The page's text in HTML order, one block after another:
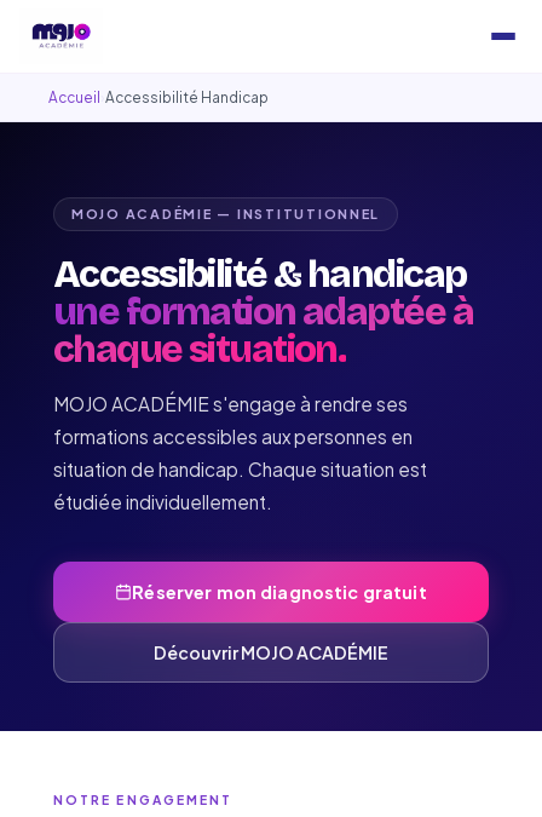
Accueil Accessibilité Handicap
MOJO ACADÉMIE — INSTITUTIONNEL
Accessibilité & handicap
une formation adaptée à
chaque situation.
MOJO ACADÉMIE s'engage à rendre ses
formations accessibles aux personnes en
situation de handicap. Chaque situation est
étudiée individuellement.
Réserver mon diagnostic gratuit
Découvrir MOJO ACADÉMIE
NOTRE ENGAGEMENT